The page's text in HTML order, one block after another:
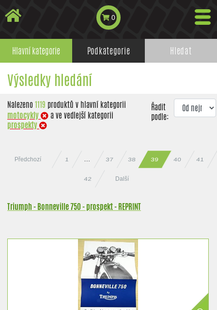
0
Hlavní kategorie Podkategorie Hledat
Výsledky hledání
Nalezeno1119 produktů v hlavní kategorii
motocykly
a ve vedlejší kategorii
prospekty
Řadit
podle:
Předchozí 1 … 37 38 39 40 41
42 Další
Triumph - Bonneville 750 - prospekt - REPRINT